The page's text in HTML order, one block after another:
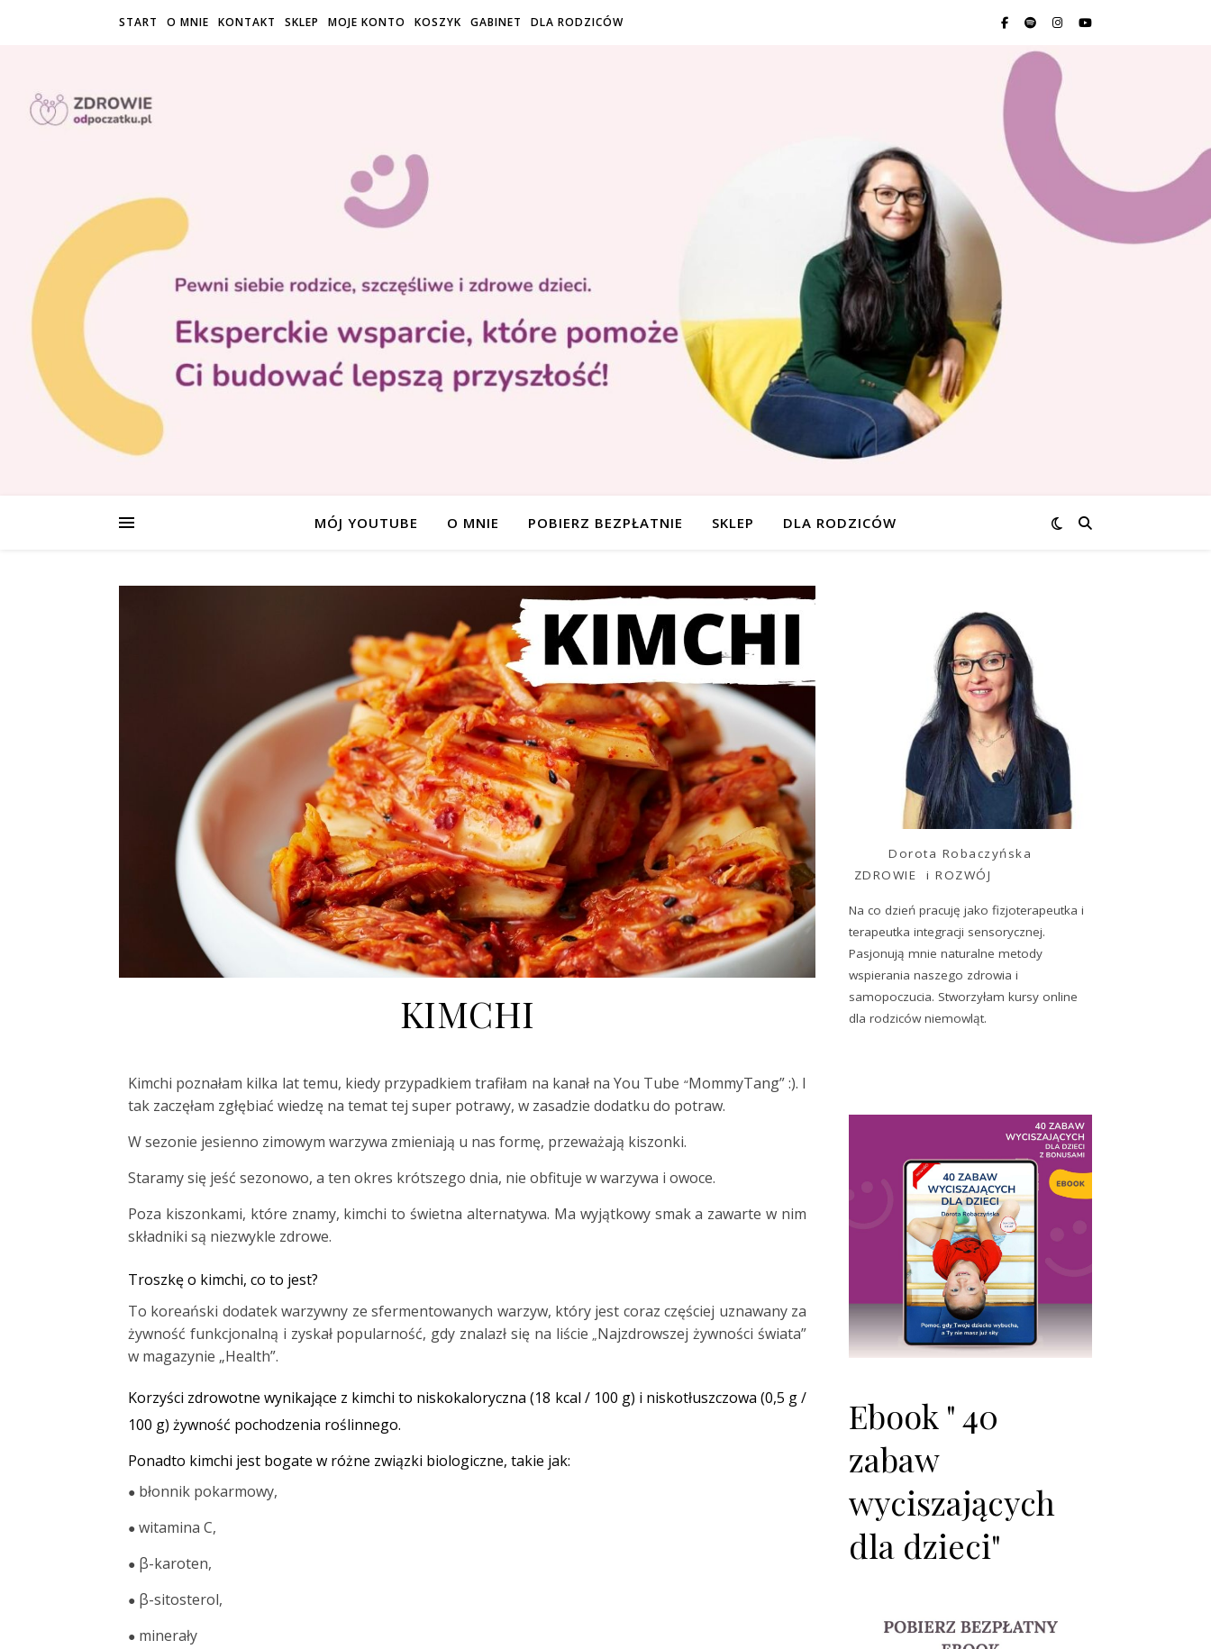
START O MNIE KONTAKT SKLEP MOJE KONTO KOSZYK GABINET DLA RODZICÓW
MÓJ YOUTUBE O MNIE POBIERZ BEZPŁATNIE SKLEP DLA RODZICÓW
KIMCHI
Kimchi poznałam kilka lat temu, kiedy przypadkiem trafiłam na kanał na You Tube “MommyTang” :). I
tak zaczęłam zgłębiać wiedzę na temat tej super potrawy, w zasadzie dodatku do potraw.
W sezonie jesienno zimowym warzywa zmieniają u nas formę, przeważają kiszonki.
Staramy się jeść sezonowo, a ten okres krótszego dnia, nie obfituje w warzywa i owoce.
Poza kiszonkami, które znamy, kimchi to świetna alternatywa. Ma wyjątkowy smak a zawarte w nim
składniki są niezwykle zdrowe.
Troszkę o kimchi, co to jest?
To koreański dodatek warzywny ze sfermentowanych warzyw, który jest corazczęściej uznawany za
żywność funkcjonalną i zyskał popularność, gdy znalazł się na liście „Najzdrowszej żywności świata”
w magazynie „Health”.
Korzyści zdrowotne wynikające z kimchi to niskokaloryczna (18 kcal / 100 g) i niskotłuszczowa (0,5 g /
100 g) żywność pochodzenia roślinnego.
Ponadto kimchi jest bogate w różne związki biologiczne, takie jak:
● błonnik pokarmowy,
● witamina C,
● β-karoten,
● β-sitosterol,
● minerały
Dorota Robaczyńska
ZDROWIE i ROZWÓJ
Na co dzień pracuję jako fizjoterapeutka i
terapeutka integracji sensorycznej.
Pasjonują mnie naturalne metody
wspierania naszego zdrowia i
samopoczucia. Stworzyłam kursy online
dla rodziców niemowląt.
Ebook " 40
zabaw
wyciszających
dla dzieci"